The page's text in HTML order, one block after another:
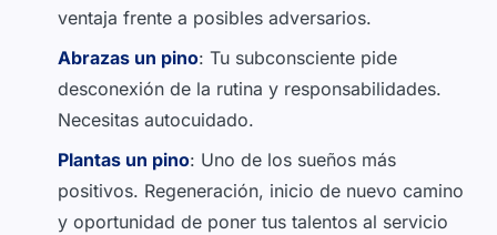
ventaja frente a posibles adversarios.
Abrazas un pino: Tu subconsciente pide
desconexión de la rutina y responsabilidades.
Necesitas autocuidado.
Plantas un pino: Uno de los sueños más
positivos. Regeneración, inicio de nuevo camino
y oportunidad de poner tus talentos al servicio